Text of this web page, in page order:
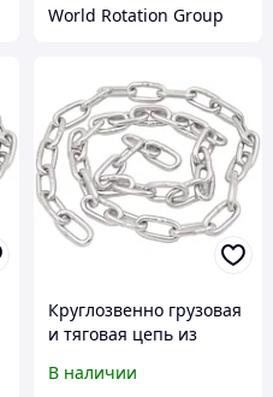
World Rotation Group
Круглозвенно грузовая
и тяговая цепь из
(короткозв.) d(mm):39
В наличии